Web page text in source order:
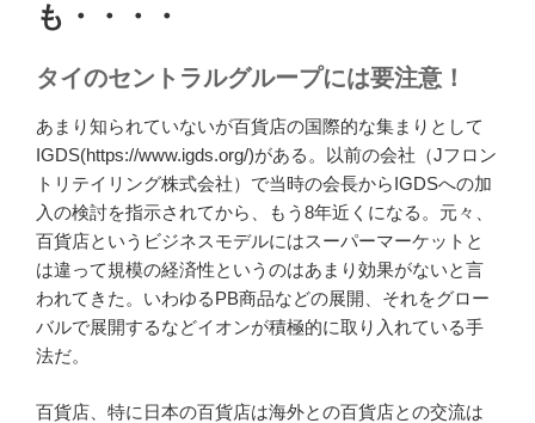
も・・・・
タイのセントラルグループには要注意！
あまり知られていないが百貨店の国際的な集まりとして
IGDS(https://www.igds.org/)がある。以前の会社（Jフロン
トリテイリング株式会社）で当時の会長からIGDSへの加
入の検討を指示されてから、もう8年近くになる。元々、
百貨店というビジネスモデルにはスーパーマーケットと
は違って規模の経済性というのはあまり効果がないと言
われてきた。いわゆるPB商品などの展開、それをグロー
バルで展開するなどイオンが積極的に取り入れている手
法だ。
百貨店、特に日本の百貨店は海外との百貨店との交流は